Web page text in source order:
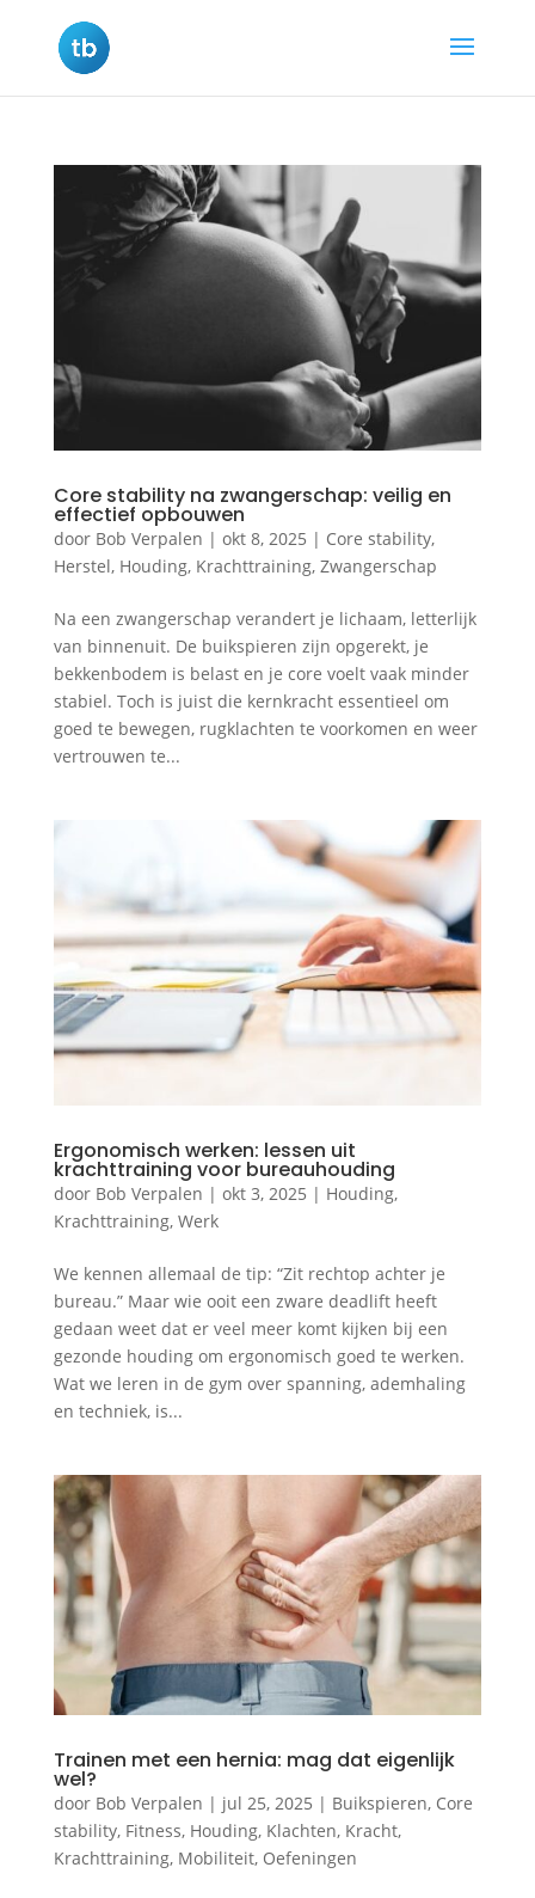
Core stability na zwangerschap: veilig en
effectief opbouwen
door Bob Verpalen | okt 8, 2025 | Core stability,
Herstel, Houding, Krachttraining, Zwangerschap
Na een zwangerschap verandert je lichaam, letterlijk
van binnenuit. De buikspieren zijn opgerekt, je
bekkenbodem is belast en je core voelt vaak minder
stabiel. Toch is juist die kernkracht essentieel om
goed te bewegen, rugklachten te voorkomen en weer
vertrouwen te...
Ergonomisch werken: lessen uit
krachttraining voor bureauhouding
door Bob Verpalen | okt 3, 2025 | Houding,
Krachttraining, Werk
We kennen allemaal de tip: “Zit rechtop achter je
bureau.” Maar wie ooit een zware deadlift heeft
gedaan weet dat er veel meer komt kijken bij een
gezonde houding om ergonomisch goed te werken.
Wat we leren in de gym over spanning, ademhaling
en techniek, is...
Trainen met een hernia: mag dat eigenlijk
wel?
door Bob Verpalen | jul 25, 2025 | Buikspieren, Core
stability, Fitness, Houding, Klachten, Kracht,
Krachttraining, Mobiliteit, Oefeningen